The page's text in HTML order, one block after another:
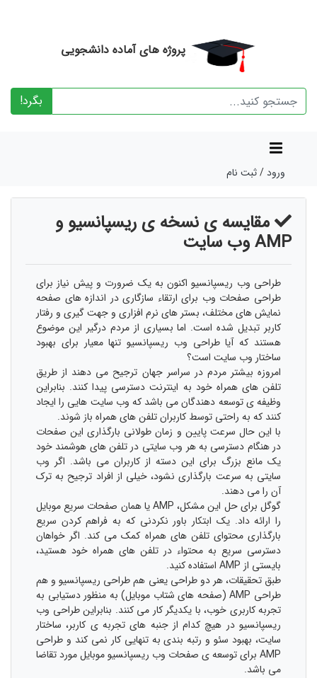
پروژه های آماده دانشجویی
بگرد!
ورود /ثبت نام
مقایسه ی نسخه ی ریسپانسیو و
AMP وب سایت
طراحی وب ریسپانسیو اکنون به یک ضرورت و پیش نیاز برای
طراحی صفحات وب برای ارتقاء سازگاری در اندازه های صفحه
نمایش های مختلف، بستر های نرم افزاری و جهت گیری و رفتار
کاربر تبدیل شده است. اما بسیاری از مردم درگیر این موضوع
هستند که آیا طراحی وب ریسپانسیو تنها معیار برای بهبود
ساختار وب سایت است؟
امروزه بیشتر مردم در سراسر جهان ترجیح می دهند از طریق
تلفن های همراه خود به اینترنت دسترسی پیدا کنند. بنابراین
وظیفه ی توسعه دهندگان می باشد که وب سایت هایی را ایجاد
کنند که به راحتی توسط کاربران تلفن های همراه باز شوند.
با این حال سرعت پایین و زمان طولانی بارگذاری این صفحات
در هنگام دسترسی به هر وب سایتی در تلفن های هوشمند خود
یک مانع بزرگ برای این دسته از کاربران می باشد. اگر وب
سایتی به سرعت بارگذاری نشود، خیلی از افراد ترجیح به ترک
آن را می دهند.
گوگل برای حل این مشکل، AMP یا همان صفحات سریع موبایل
را ارائه داد. یک ابتکار باور نکردنی که به فراهم کردن سریع
بارگذاری محتوای تلفن های همراه کمک می کند. اگر خواهان
دسترسی سریع به محتواء در تلفن های همراه خود هستید،
بایستی از AMP استفاده کنید.
طبق تحقیقات، هر دو طراحی یعنی هم طراحی ریسپانسیو و هم
طراحی AMP (صفحه های شتاب موبایل) به منظور دستیابی به
تجربه کاربری خوب، با یکدیگر کار می کنند. بنابراین طراحی وب
ریسپانسیو در هیچ کدام از جنبه های تجربه ی کاربر، ساختار
سایت، بهبود سئو و رتبه بندی به تنهایی کار نمی کند و طراحی
AMP برای توسعه ی صفحات وب ریسپانسیو موبایل مورد تقاضا
می باشد.